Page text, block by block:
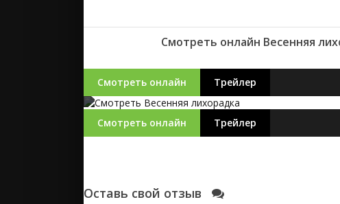
Смотреть онлайн Весенняя
Смотреть онлайн Трейлер
Смотреть онлайн Трейлер
Оставь свой отзыв